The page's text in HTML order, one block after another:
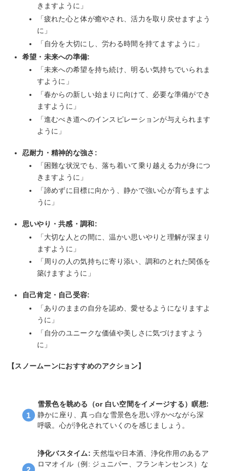
きますように」
「疲れた心と体が癒やされ、活力を取り戻せますよう
に」
「自分を大切にし、労わる時間を持てますように」
希望・未来への準備:
「未来への希望を持ち続け、明るい気持ちでいられま
すように」
「春からの新しい始まりに向けて、必要な準備ができ
ますように」
「進むべき道へのインスピレーションが与えられます
ように」
忍耐力・精神的な強さ:
「困難な状況でも、落ち着いて乗り越える力が身につ
きますように」
「諦めずに目標に向かう、静かで強い心が育ちますよ
うに」
思いやり・共感・調和:
「大切な人との間に、温かい思いやりと理解が深まり
ますように」
「周りの人の気持ちに寄り添い、調和のとれた関係を
築けますように」
自己肯定・自己受容:
「ありのままの自分を認め、愛せるようになりますよ
うに」
「自分のユニークな価値や美しさに気づけますよう
に」
【スノームーンにおすすめのアクション】
雪景色を眺める（or 白い空間をイメージする）瞑想:
静かに座り、真っ白な雪景色を思い浮かべながら深
呼吸。心が浄化されていくのを感じましょう。
浄化バスタイム: 天然塩や日本酒、浄化作用のあるア
ロマオイル（例: ジュニパー、フランキンセンス）な